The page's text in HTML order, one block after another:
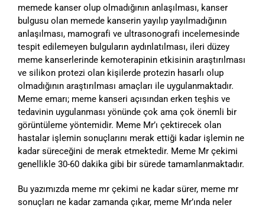
memede kanser olup olmadığının anlaşılması, kanser
bulgusu olan memede kanserin yayılıp yayılmadığının
anlaşılması, mamografi ve ultrasonografi incelemesinde
tespit edilemeyen bulguların aydınlatılması, ileri düzey
meme kanserlerinde kemoterapinin etkisinin araştırılması
ve silikon protezi olan kişilerde protezin hasarlı olup
olmadığının araştırılması amaçları ile uygulanmaktadır.
Meme emarı; meme kanseri açısından erken teşhis ve
tedavinin uygulanması yönünde çok ama çok önemli bir
görüntüleme yöntemidir. Meme Mr’ı çektirecek olan
hastalar işlemin sonuçlarını merak ettiği kadar işlemin ne
kadar süreceğini de merak etmektedir. Meme Mr çekimi
genellikle 30-60 dakika gibi bir sürede tamamlanmaktadır.
Bu yazımızda meme mr çekimi ne kadar sürer, meme mr
sonuçları ne kadar zamanda çıkar, meme Mr’ında neler